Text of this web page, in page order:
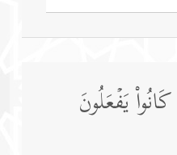
یَفۡعَلُونَ